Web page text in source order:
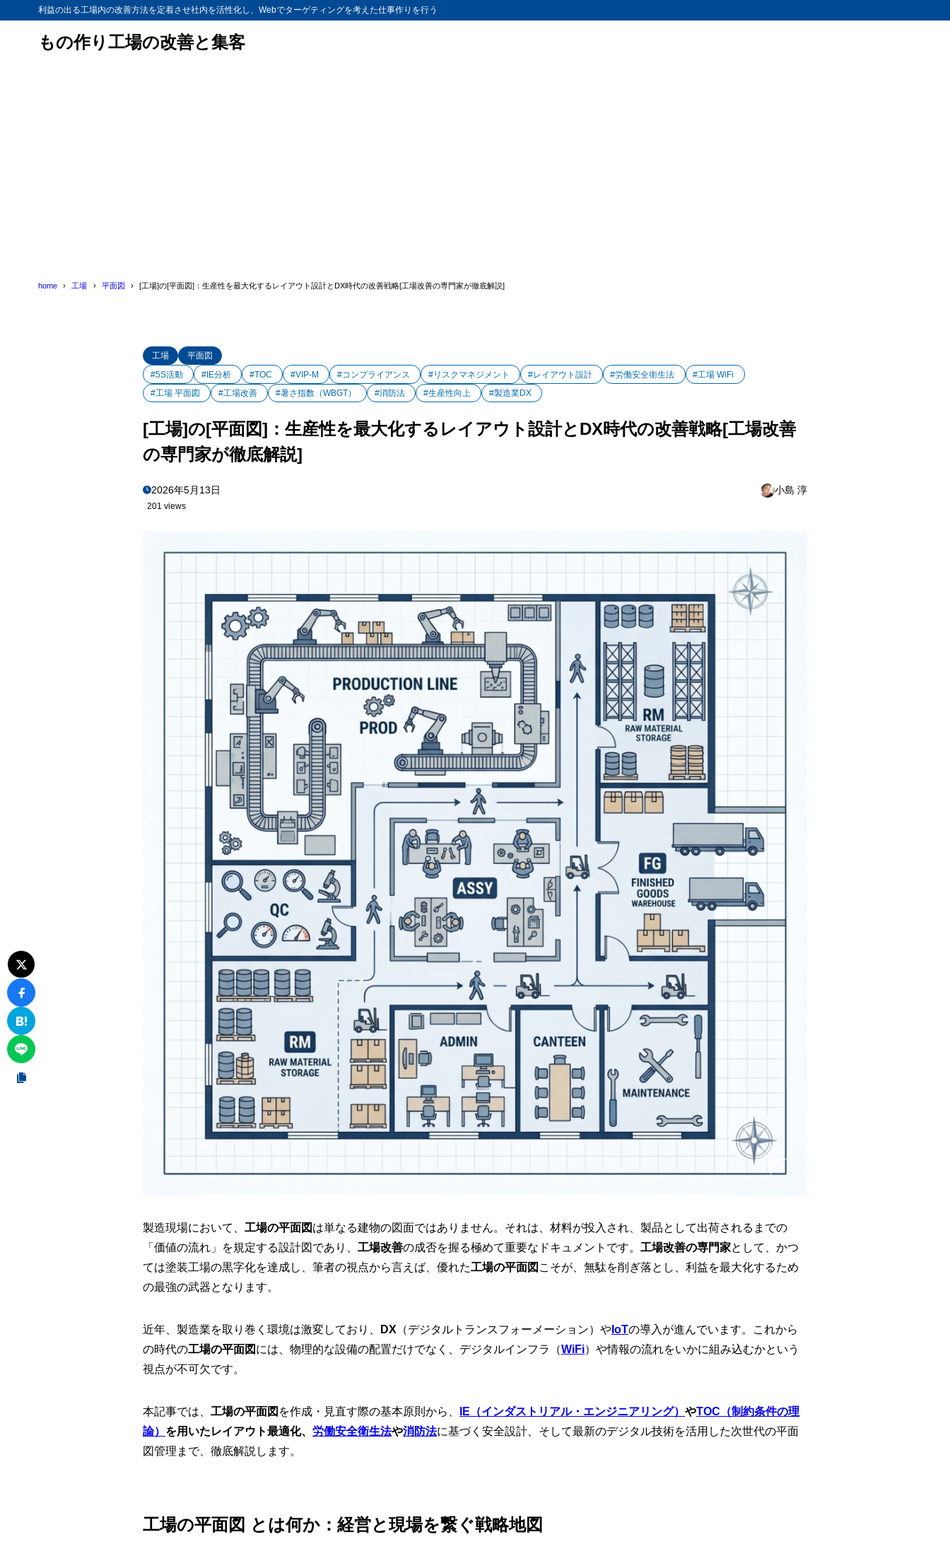
利益の出る工場内の改善方法を定着させ社内を活性化し、Webでターゲティングを考えた仕事作りを行う
もの作り工場の改善と集客
home 工場 平面図 [工場]の[平面図]：生産性を最大化するレイアウト設計とDX時代の改善戦略[工場改善の専門家が徹底解説]
工場
平面図
#5S活動
#IE分析 #TOC #VIP-M #コンプライアンス #リスクマネジメント #レイアウト設計 #労働安全衛生法
#工場 WiFi
#工場 平面図
#工場改善 #暑さ指数（WBGT） #消防法 #生産性向上 #製造業DX
[工場]の[平面図]：生産性を最大化するレイアウト設計とDX時代の改善戦略[工場改善
の専門家が徹底解説]
2026年5月13日 小島 淳
201 views
製造現場において、 工場の平面図 は単なる建物の図面ではありません。それは、材料が投入され、製品として出荷されるまでの
「価値の流れ」を規定する設計図であり、 工場改善の成否を握る極めて重要なドキュメントです。 工場改善の専門家として、かつ
ては塗装工場の黒字化を達成し、筆者の視点から言えば、優れた工場の平面図 こそが、無駄を削ぎ落とし、利益を最大化するため
の最強の武器となります。
近年、製造業を取り巻く環境は激変しており、 DX （デジタルトランスフォーメーション）や IoTの導入が進んでいます。これから
の時代の工場の平面図 には、物理的な設備の配置だけでなく、デジタルインフラ（WiFi）や情報の流れをいかに組み込むかという
視点が不可欠です。
本記事では、 工場の平面図 を作成・見直す際の基本原則から、 IE（インダストリアル・エンジニアリング） やTOC（制約条件の理
論） を用いたレイアウト最適化、 労働安全衛生法や消防法に基づく安全設計、そして最新のデジタル技術を活用した次世代の平面
図管理まで、徹底解説します。
工場の平面図 とは何か：経営と現場を繋ぐ戦略地図